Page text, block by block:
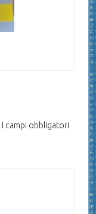
I campi obbligatori